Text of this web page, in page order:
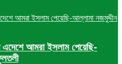
এদেশে আমরা ইসলাম পেয়েছি-